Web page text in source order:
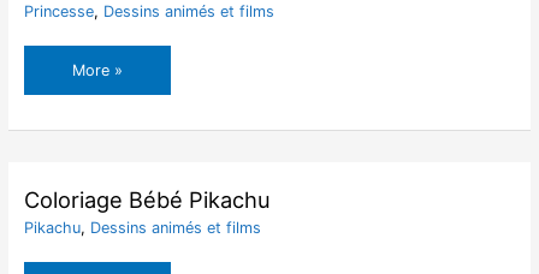
Princesse, Dessins animés et films
Coloriage
Barbie
More »
Coloriage Bébé Pikachu
Pikachu, Dessins animés et films